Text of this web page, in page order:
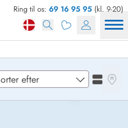
Ring til os: 69 16 95 95 (kl. 9-20)
SandtoftevejSe